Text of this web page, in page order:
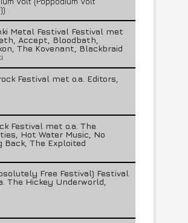
Metal Festival Festival met
Accept, Bloodbath,
The Kovenant, Blackbraid
Festival met o.a. Editors,
Festival met o.a. The
Hot Water Music, No
Back, The Exploited
Free Festival) Festival
The Hickey Underworld,